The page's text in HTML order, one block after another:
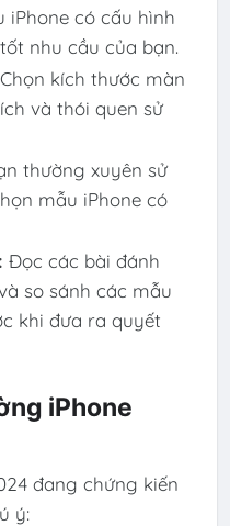
có cấu hình
nhu cầu của bạn.
Chọn kích thước màn
và thói quen sử
thường xuyên sử
mẫu iPhone có
Đọc các bài đánh
so sánh các mẫu
khi đưa ra quyết
iPhone
đang chứng kiến
ý: